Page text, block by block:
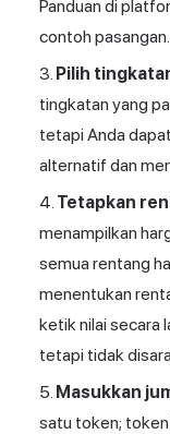
Panduan di
contoh pasangan.
Pilih
tingkatan yang
tetapi Anda
alternatif dan
Tetapkan
menampilkan
semua rentang
menentukan
ketik nilai secara
tetapi tidak
Masukkan
satu token;